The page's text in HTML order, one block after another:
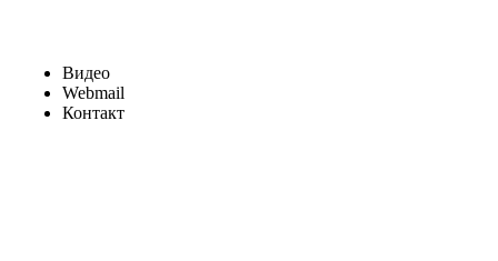
Видео
Webmail
Контакт